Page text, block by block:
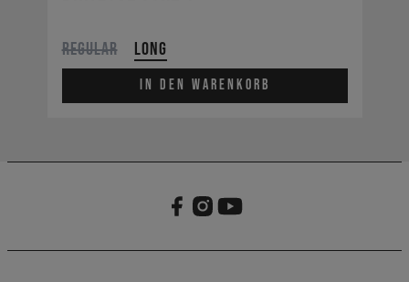
Regular Long
In den Warenkorb